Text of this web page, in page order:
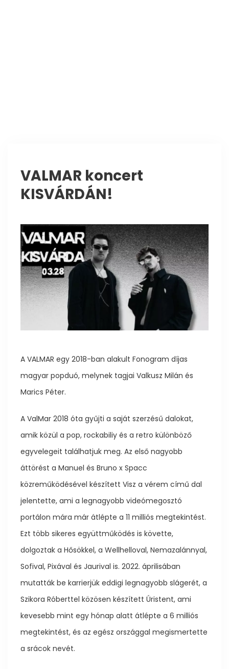
VALMAR koncert
KISVÁRDÁN!
A VALMAR egy 2018-ban alakult Fonogram díjas
magyar popduó, melynek tagjai Valkusz Milán és
Marics Péter.
A ValMar 2018 óta gyűjti a saját szerzésű dalokat,
amik közül a pop, rockabiliy és a retro különböző
egyvelegeit találhatjuk meg. Az első nagyobb
áttörést a Manuel és Bruno x Spacc
közreműködésével készített Visz a vérem című dal
jelentette, ami a legnagyobb videómegosztó
portálon mára már átlépte a 11 milliós megtekintést.
Ezt több sikeres együttműködés is követte,
dolgoztak a Hősökkel, a Wellhelloval, Nemazalánnyal,
Sofival, Pixával és Jaurival is. 2022. áprilisában
mutatták be karrierjük eddigi legnagyobb slágerét, a
Szikora Róberttel közösen készített Úristent, ami
kevesebb mint egy hónap alatt átlépte a 6 milliós
megtekintést, és az egész országgal megismertette
a srácok nevét.